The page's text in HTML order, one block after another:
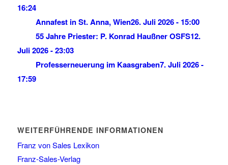
16:24
Annafest in St. Anna, Wien26. Juli 2026 - 15:00
55 Jahre Priester: P. Konrad Haußner OSFS12.
Juli 2026 - 23:03
Professerneuerung im Kaasgraben7. Juli 2026 -
17:59
WEITERFÜHRENDE INFORMATIONEN
Franz von Sales Lexikon
Franz-Sales-Verlag